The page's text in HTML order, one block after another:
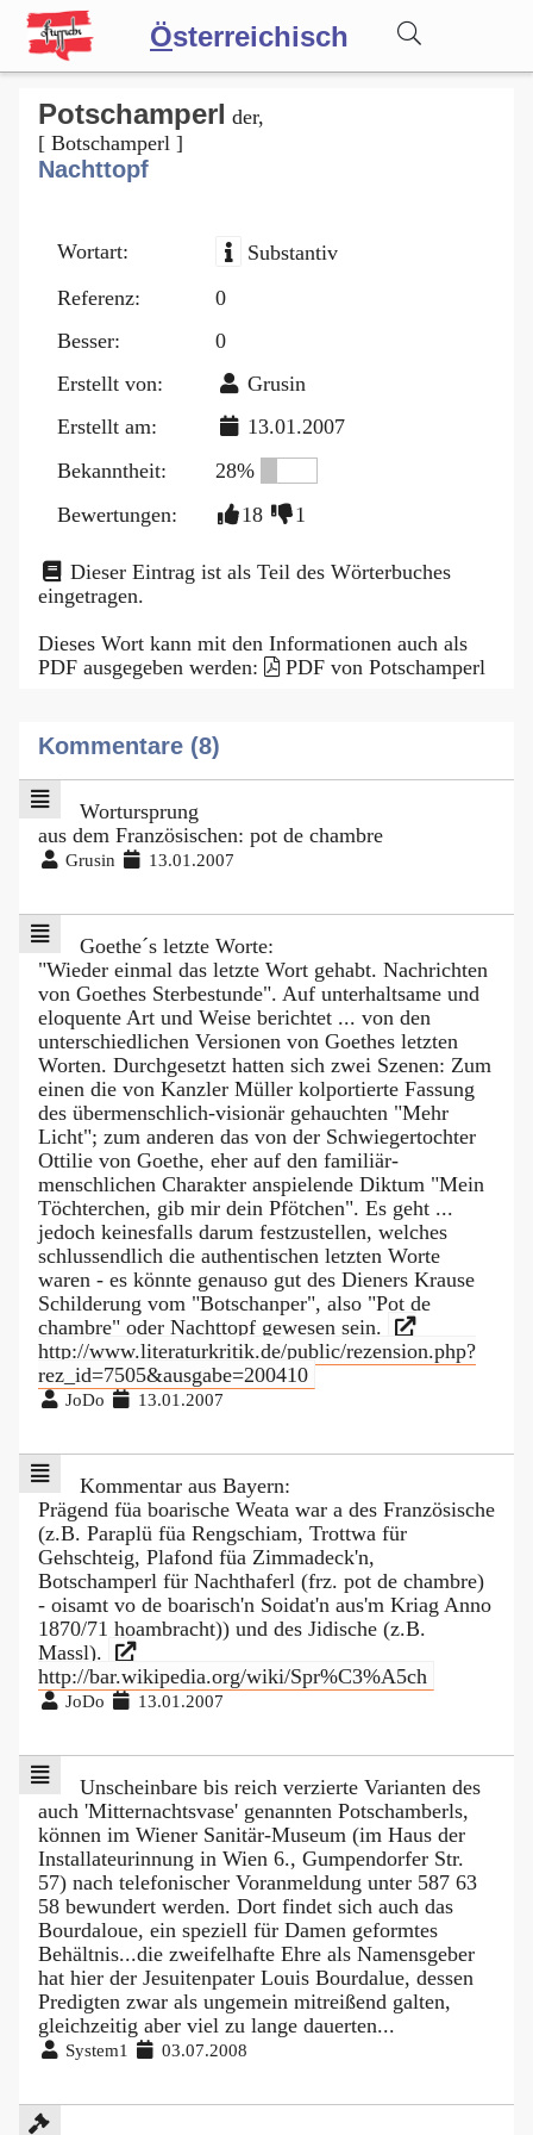
Österreichisch
Wörterbuch
Forum
Blog
Potschamperl der,
[ Botschamperl ]
Nachttopf
Wortart:
Substantiv
Referenz:
0
Besser:
0
Erstellt von:
Grusin
Erstellt am:
13.01.2007
Bekanntheit:
28%
Bewertungen:
18 1
Dieser Eintrag ist als Teil des Wörterbuches
eingetragen.
Dieses Wort kann mit den Informationen auch als
PDF ausgegeben werden:
PDF von Potschamperl
Kommentare (8)
Wortursprung
aus dem Französischen: pot de chambre
Grusin 13.01.2007
Goethe´s letzte Worte:
"Wieder einmal das letzte Wort gehabt. Nachrichten
von Goethes Sterbestunde". Auf unterhaltsame und
eloquente Art und Weise berichtet ... von den
unterschiedlichen Versionen von Goethes letzten
Worten. Durchgesetzt hatten sich zwei Szenen: Zum
einen die von Kanzler Müller kolportierte Fassung
des übermenschlich-visionär gehauchten "Mehr
Licht"; zum anderen das von der Schwiegertochter
Ottilie von Goethe, eher auf den familiär-
menschlichen Charakter anspielende Diktum "Mein
Töchterchen, gib mir dein Pfötchen". Es geht ...
jedoch keinesfalls darum festzustellen, welches
schlussendlich die authentischen letzten Worte
waren - es könnte genauso gut des Dieners Krause
Schilderung vom "Botschanper", also "Pot de
chambre" oder Nachttopf gewesen sein.
http://www.literaturkritik.de/public/rezension.php?
rez_id=7505&ausgabe=200410
JoDo 13.01.2007
Kommentar aus Bayern:
Prägend füa boarische Weata war a des Französische
(z.B. Paraplü füa Rengschiam, Trottwa für
Gehschteig, Plafond füa Zimmadeck'n,
Botschamperl für Nachthaferl (frz. pot de chambre)
- oisamt vo de boarisch'n Soidat'n aus'm Kriag Anno
1870/71 hoambracht)) und des Jidische (z.B.
Massl).
http://bar.wikipedia.org/wiki/Spr%C3%A5ch
JoDo 13.01.2007
Unscheinbare bis reich verzierte Varianten des
auch 'Mitternachtsvase' genannten Potschamberls,
können im Wiener Sanitär-Museum (im Haus der
Installateurinnung in Wien 6., Gumpendorfer Str.
57) nach telefonischer Voranmeldung unter 587 63
58 bewundert werden. Dort findet sich auch das
Bourdaloue, ein speziell für Damen geformtes
Behältnis...die zweifelhafte Ehre als Namensgeber
hat hier der Jesuitenpater Louis Bourdalue, dessen
Predigten zwar als ungemein mitreißend galten,
gleichzeitig aber viel zu lange dauerten...
System1 03.07.2008